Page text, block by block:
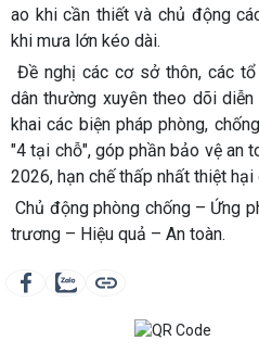
ao khi cần thiết và chủ động
khi mưa lớn kéo dài.
Đề nghị các cơ sở thôn, các
dân thường xuyên theo dõi
khai các biện pháp phòng,
"4 tại chỗ", góp phần bảo vệ an
2026, hạn chế thấp nhất thiệt
Chủ động phòng chống – Ứng
trương – Hiệu quả – An toàn.